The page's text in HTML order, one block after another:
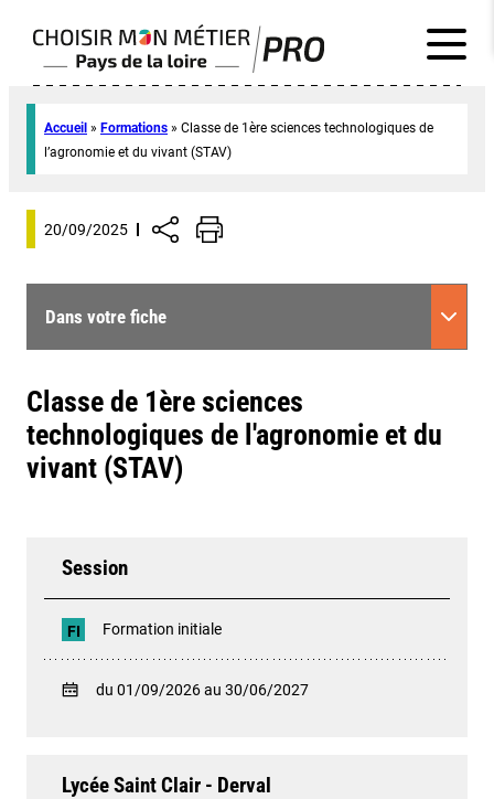
Accueil » Formations » Classe de 1ère sciences technologiques de
l’agronomie et du vivant (STAV)
20/09/2025
Dans votre fiche
Classe de 1ère sciences
technologiques de l'agronomie et du
vivant (STAV)
Session
FI Formation initiale
du 01/09/2026 au 30/06/2027
Lycée Saint Clair - Derval